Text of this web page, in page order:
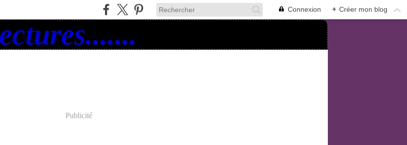
Connexion + Créer mon blog
Publicité